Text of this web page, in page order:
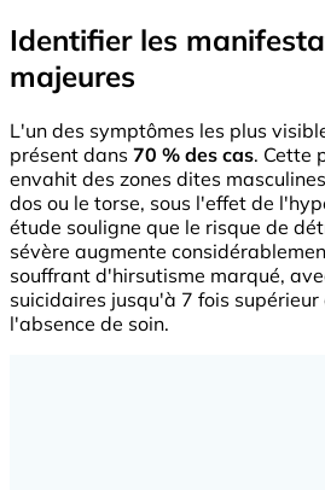
Identifier les
majeures
L'un des symptômes les plus
présent dans 70 % des cas. Cette
envahit des zones dites
dos ou le torse, sous l'effet de
étude souligne que le risque de
sévère augmente
souffrant d'hirsutisme marqué,
suicidaires jusqu'à 7 fois supérieur
l'absence de soin.